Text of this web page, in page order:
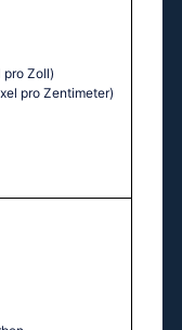
pro Zoll)
pro Zentimeter)